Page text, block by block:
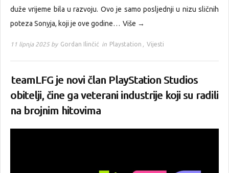
duže vrijeme bila u razvoju. Ovo je samo posljednji u nizu sličnih
poteza Sonyja, koji je ove godine… Više →
11 lipnja 2025 by Gordan Ilinčić in Playstation , Vijesti
teamLFG je novi član PlayStation Studios
obitelji, čine ga veterani industrije koji su radili
na brojnim hitovima